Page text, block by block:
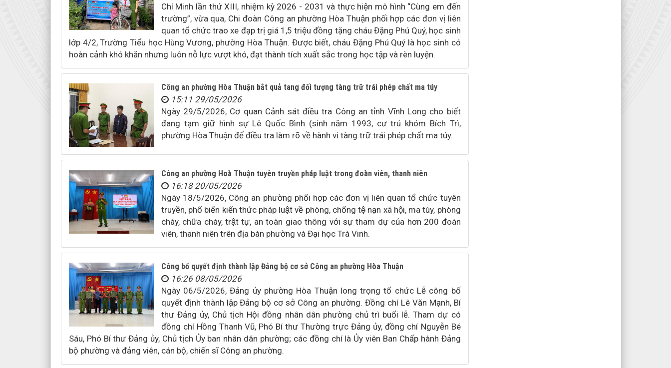
Chí Minh lần thứ XIII, nhiệm kỳ 2026 - 2031 và thực hiện mô hình “Cùng em đến
trường”, vừa qua, Chi đoàn Công an phường Hòa Thuận phối hợp các đơn vị liên
quan tổ chức trao xe đạp trị giá 1,5 triệu đồng tặng cháu Đặng Phú Quý, học sinh
lớp 4/2, Trường Tiểu học Hùng Vương, phường Hòa Thuận. Được biết, cháu Đặng Phú Quý là học sinh có
hoàn cảnh khó khăn nhưng luôn nỗ lực vượt khó, đạt thành tích xuất sắc trong học tập và rèn luyện.
Công an phường Hòa Thuận bắt quả tang đối tượng tàng trữ trái phép chất ma túy
15:11 29/05/2026
Ngày 29/5/2026, Cơ quan Cảnh sát điều tra Công an tỉnh Vĩnh Long cho biết
đang tạm giữ hình sự Lê Quốc Bình (sinh năm 1993, cư trú khóm Bích Trì,
phường Hòa Thuận để điều tra làm rõ về hành vi tàng trữ trái phép chất ma túy.
Công an phường Hoà Thuận tuyên truyền pháp luật trong đoàn viên, thanh niên
16:18 20/05/2026
Ngày 18/5/2026, Công an phường phối hợp các đơn vị liên quan tổ chức tuyên
truyền, phổ biến kiến thức pháp luật về phòng, chống tệ nạn xã hội, ma túy, phòng
cháy, chữa cháy, trật tự, an toàn giao thông với sự tham dự của hơn 200 đoàn
viên, thanh niên trên địa bàn phường và Đại học Trà Vinh.
Công bố quyết định thành lập Đảng bộ cơ sở Công an phường Hòa Thuận
16:26 08/05/2026
Ngày 06/5/2026, Đảng ủy phường Hòa Thuận long trọng tổ chức Lễ công bố
quyết định thành lập Đảng bộ cơ sở Công an phường. Đồng chí Lê Văn Mạnh, Bí
thư Đảng ủy, Chủ tịch Hội đồng nhân dân phường chủ trì buổi lễ. Tham dự có
đồng chí Hồng Thanh Vũ, Phó Bí thư Thường trực Đảng ủy, đồng chí Nguyễn Bé
Sáu, Phó Bí thư Đảng ủy, Chủ tịch Ủy ban nhân dân phường; các đồng chí là Ủy viên Ban Chấp hành Đảng
bộ phường và đảng viên, cán bộ, chiến sĩ Công an phường.